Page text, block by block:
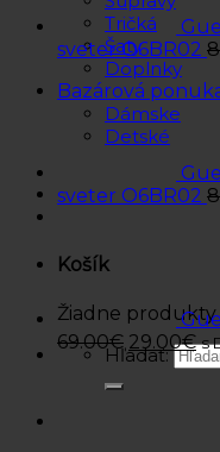
Tričká
Šaty
Doplnky
Bazárová
Dámske
Detské
Košík
Žiadne
Hľadať:
sveter O6BR02
sveter O6BR02
69.00€ 29.00€ s